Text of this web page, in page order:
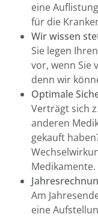
eine
für die
Wir wissen
Sie legen
vor, wenn Sie
denn wir
Optimale
Verträgt sich
anderen
gekauft
Medikamente.
Am
eine